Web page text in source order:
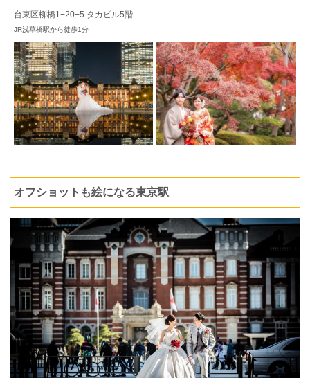
台東区柳橋1−20−5 タカビル5階
JR浅草橋駅から徒歩1分
オフショットも絵になる東京駅